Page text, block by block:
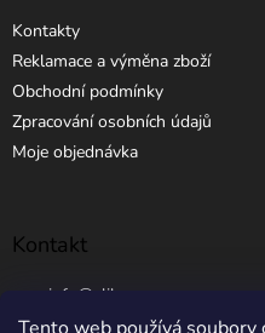
Kontakty
Reklamace a výměna zboží
Obchodní podmínky
Zpracování osobních údajů
Moje objednávka
Kontakt
info @ elibros.cz